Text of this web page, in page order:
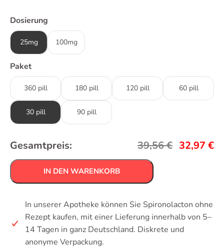
Dosierung
25mg 100mg
Paket
360 pill 180 pill 120 pill 60 pill
30 pill 90 pill
Gesamtpreis: 39,56€ 32,97 €
IN DEN WARENKORB
In unserer Apotheke können Sie Spironolacton ohne
Rezept kaufen, mit einer Lieferung innerhalb von 5–
14 Tagen in ganz Deutschland. Diskrete und
anonyme Verpackung.